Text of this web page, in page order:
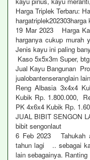
Harga Triplek Terbaru:
19 Mar 2023 Harga
harganya cukup murah
Jenis kayu ini paling
Kaso 5x5x3m Super,
Jual Kayu Bangunan
jualobantenseranglain
Reng Albasia 3x4x4
Kubik Rp. 1.800.000,
PK 4x6x4 Kubik Rp.
JUAL BIBIT SENGON
bibit sengonlaut
6 Feb 2023 Tahukah
tahun lagi .. sebagai
lain sebagainya. Ranting